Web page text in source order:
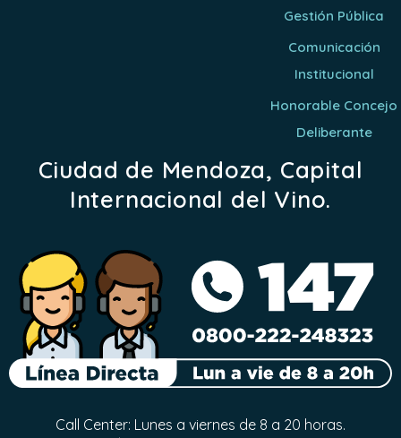
Gestión Pública
Comunicación
Institucional
Honorable Concejo
Deliberante
Ciudad de Mendoza, Capital
Internacional del Vino.
Call Center: Lunes a viernes de 8 a 20 horas.